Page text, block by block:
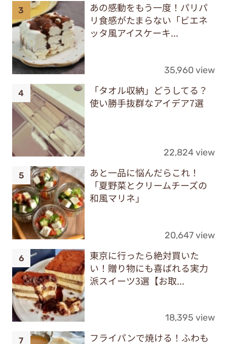
あの感動をもう一度！パリパ
リ食感がたまらない「ビエネ
ッタ風アイスケーキ...
35,960 view
「タオル収納」どうしてる？
使い勝手抜群なアイデア7選
22,824 view
あと一品に悩んだらこれ！
「夏野菜とクリームチーズの
和風マリネ」
20,647 view
東京に行ったら絶対買いた
い！贈り物にも喜ばれる実力
派スイーツ3選【お取...
18,395 view
フライパンで焼ける！ふわも